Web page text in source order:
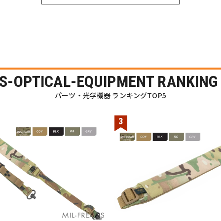
OPTICAL-EQUIPMENT
パーツ・光学機器 ランキングTOP5